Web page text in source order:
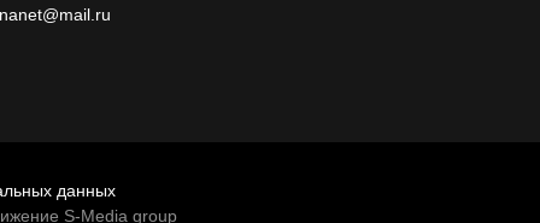
данных
S-Media group